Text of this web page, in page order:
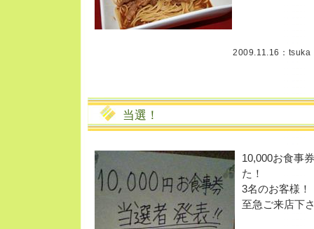
2009.11.16： tsuka
当選！
10,000お食事
た！
3名のお客様！
至急ご来店下